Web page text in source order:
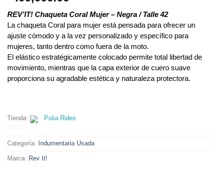
REV’IT! Chaqueta Coral Mujer – Negra / Talle 42
La chaqueta Coral para mujer está pensada para ofrecer un
ajuste cómodo y a la vez personalizado y específico para
mujeres, tanto dentro como fuera de la moto.
El elástico estratégicamente colocado permite total libertad de
movimiento, mientras que la capa exterior de cuero suave
proporciona su agradable estética y naturaleza protectora.
Tienda: Polia Rides
0
de
5
Categoría: Indumentaria Usada
Marca: Rev It!